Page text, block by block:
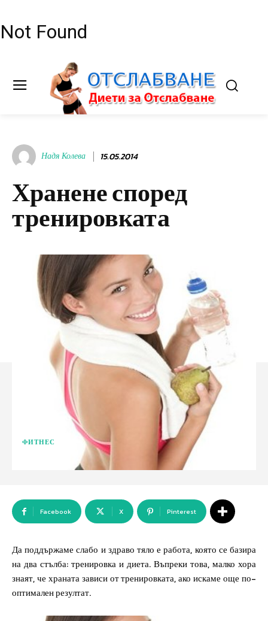
Not Found
Надя Колева 15.05.2014
Хранене според
тренировката
ФИТНЕС
Facebook X Pinterest
Да поддържаме слабо и здраво тяло е работа, която се базира
на два стълба: тренировка и диета. Въпреки това, малко хора
знаят, че храната зависи от тренировката, ако искаме още по-
оптимален резултат.